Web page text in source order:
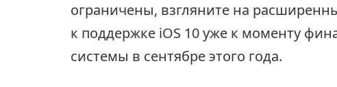
ограничены, взгляните на
к поддержке iOS 10 уже к моменту
системы в сентябре этого года.